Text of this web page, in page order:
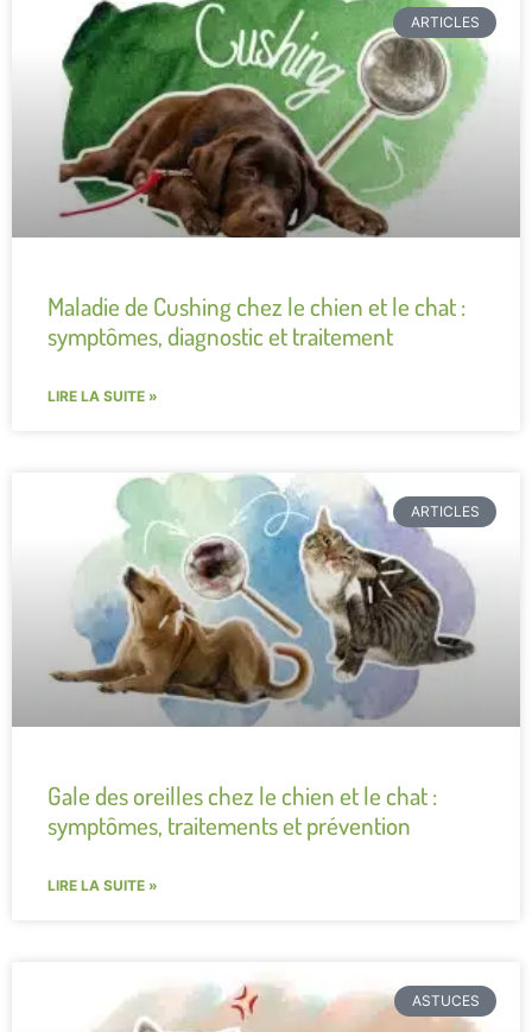
ARTICLES
Maladie de Cushing chez le chien et le chat :
symptômes, diagnostic et traitement
LIRE LA SUITE »
ARTICLES
Gale des oreilles chez le chien et le chat :
symptômes, traitements et prévention
LIRE LA SUITE »
ASTUCES